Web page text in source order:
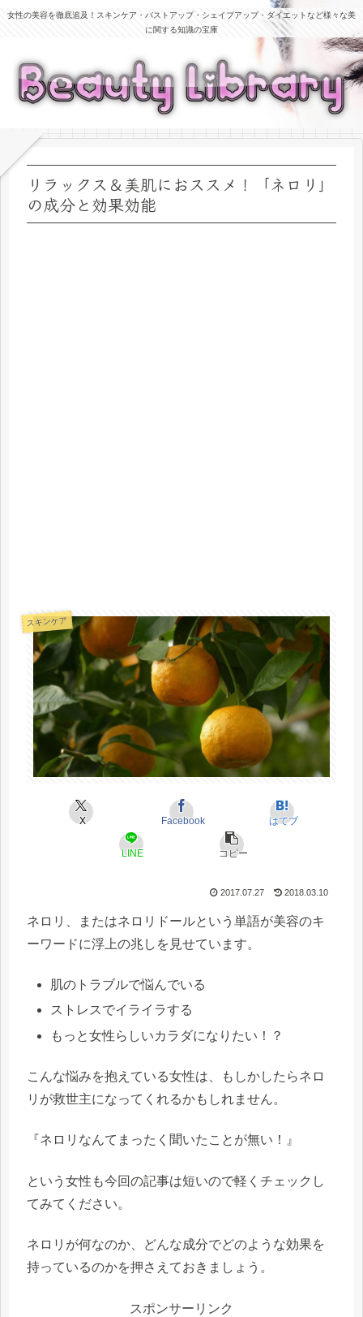
女性の美容を徹底追及！スキンケア・バストアップ・シェイプアップ・ダイエットなど様々な美
に関する知識の宝庫
リラックス＆美肌におススメ！「ネロリ」
の成分と効果効能
スキンケア
X Facebook はてブ
LINE コピー
2017.07.27 2018.03.10
ネロリ 、またはネロリドールという単語が美容のキ
ーワードに浮上の兆しを見せています。
肌のトラブルで悩んでいる
ストレスでイライラする
もっと女性らしいカラダになりたい！？
こんな悩みを抱えている女性は、もしかしたらネロ
リが救世主になってくれるかもしれません。
『ネロリなんてまったく聞いたことが無い！』
という女性も今回の記事は短いので軽くチェックし
てみてください。
ネロリが何なのか、どんな成分でどのような効果を
持っているのかを押さえておきましょう。
スポンサーリンク